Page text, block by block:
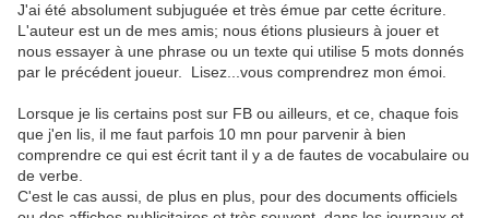
J'ai été absolument subjuguée et très émue par cette écriture.
L'auteur est un de mes amis; nous étions plusieurs à jouer et
nous essayer à une phrase ou un texte qui utilise 5 mots donnés
par le précédent joueur. Lisez...vous comprendrez mon émoi.
Lorsque je lis certains post sur FB ou ailleurs, et ce, chaque fois
que j'en lis, il me faut parfois 10 mn pour parvenir à bien
comprendre ce qui est écrit tant il y a de fautes de vocabulaire ou
de verbe.
C'est le cas aussi, de plus en plus, pour des documents officiels